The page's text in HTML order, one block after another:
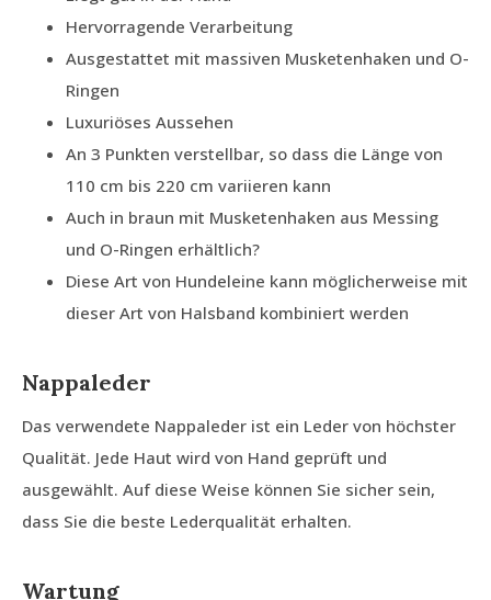
Hervorragende Verarbeitung
Ausgestattet mit massiven Musketenhaken und O-
Ringen
Luxuriöses Aussehen
An 3 Punkten verstellbar, so dass die Länge von
110 cm bis 220 cm variieren kann
Auch in braun mit Musketenhaken aus Messing
und O-Ringen erhältlich?
Diese Art von Hundeleine kann möglicherweise mit
dieser Art von Halsband kombiniert werden
Nappaleder
Das verwendete Nappaleder ist ein Leder von höchster
Qualität. Jede Haut wird von Hand geprüft und
ausgewählt. Auf diese Weise können Sie sicher sein,
dass Sie die beste Lederqualität erhalten.
Wartung